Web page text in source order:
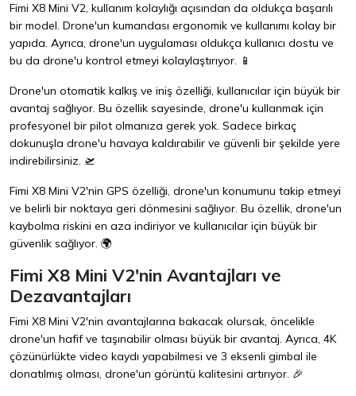
Fimi X8 Mini V2, kullanım kolaylığı açısından da oldukça başarılı
bir model. Drone'un kumandası ergonomik ve kullanımı kolay bir
yapıda. Ayrıca, drone'un uygulaması oldukça kullanıcı dostu ve
bu da drone'u kontrol etmeyi kolaylaştırıyor. 📱
Drone'un otomatik kalkış ve iniş özelliği, kullanıcılar için büyük bir
avantaj sağlıyor. Bu özellik sayesinde, drone'u kullanmak için
profesyonel bir pilot olmanıza gerek yok. Sadece birkaç
dokunuşla drone'u havaya kaldırabilir ve güvenli bir şekilde yere
indirebilirsiniz. 🛫
Fimi X8 Mini V2'nin GPS özelliği, drone'un konumunu takip etmeyi
ve belirli bir noktaya geri dönmesini sağlıyor. Bu özellik, drone'un
kaybolma riskini en aza indiriyor ve kullanıcılar için büyük bir
güvenlik sağlıyor. 🌍
Fimi X8 Mini V2'nin Avantajları ve
Dezavantajları
Fimi X8 Mini V2'nin avantajlarına bakacak olursak, öncelikle
drone'un hafif ve taşınabilir olması büyük bir avantaj. Ayrıca, 4K
çözünürlükte video kaydı yapabilmesi ve 3 eksenli gimbal ile
donatılmış olması, drone'un görüntü kalitesini artırıyor. 🎉